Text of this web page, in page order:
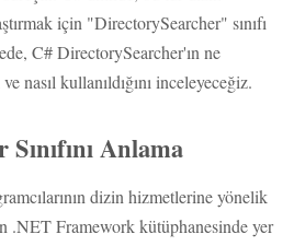
C# DirectorySearcher'ın ne
nasıl kullanıldığını inceleyeceğiz.
.NET Framework kütüphanesinde yer
Active Directory gibi büyük ve